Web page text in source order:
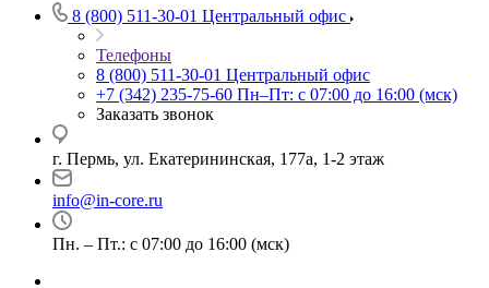
8 (800) 511-30-01 Центральный офис
Телефоны
8 (800) 511-30-01 Центральный офис
+7 (342) 235-75-60 Пн–Пт: с 07:00 до 16:00 (мск)
Заказать звонок
г. Пермь, ул. ​Екатерининская, 177а, ​1-2 этаж
info@in-core.ru
Пн. – Пт.: с 07:00 до 16:00 (мск)